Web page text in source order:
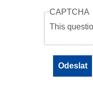
CAPTCHA
This